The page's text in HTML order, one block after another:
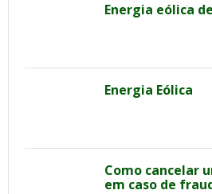
Energia eólica
Energia Eólica
Como cancelar
em caso de